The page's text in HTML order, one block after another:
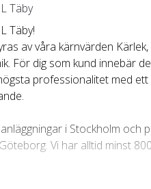
Täby
Täby!
av våra kärnvärden Kärlek,
För dig som kund innebär
professionalitet med ett
i Stockholm och
Vi har alltid minst 800